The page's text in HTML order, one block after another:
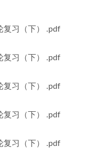
复习（下） .pdf
复习（下） .pdf
复习（下） .pdf
复习（下） .pdf
复习（下） .pdf